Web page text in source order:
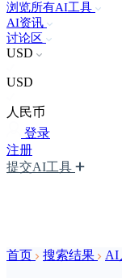
浏览所有AI工具
AI资讯
讨论区
USD
USD
人民币
登录
注册
提交AI工具
首页 搜索结果 AI